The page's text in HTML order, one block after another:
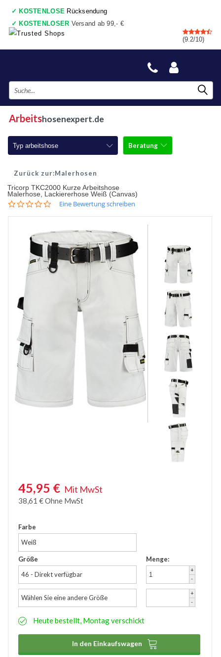
✓ KOSTENLOSE Rücksendung
✓ KOSTENLOSER Versand ab 99,- €
✓ 7 shops , Einkaufswagen
✓Vor 17:00 Uhr bestellt, heute gesendet ✓Danach zahlen
(9.2/10)
Arbeitshosenexpert.de
Typ arbeitshose
Arbeitshosen
Arbeitshosen mit Kniepolster
Kurze Arbeitshosen
Stretch Arbeitshosen
Sicherheitshosen
Malerhosen
Feuerhemmende Hosen
Thermohosen
Damen Arbeitshosen
Schnittschutzhose
Regenhosen
Beratung
Malerhosen
Tricorp TKC2000 Kurze Arbeitshose
Malerhose, Lackiererhose Weiß (Canvas)
0.0Eine Bewertung schreiben
45,95 € Mit MwSt
38,61 €Ohne MwSt
Farbe
Weiß
Größe
46 - Direkt verfügbar
Menge:
+
-
Wählen Sie eine andere Größe
+
-
Heute bestellt, Montag verschickt
In den Einkaufswagen 